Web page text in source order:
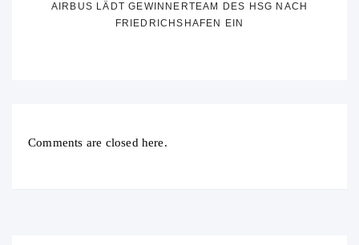
AIRBUS LÄDT GEWINNERTEAM DES HSG NACH
FRIEDRICHSHAFEN EIN
Comments are closed here.